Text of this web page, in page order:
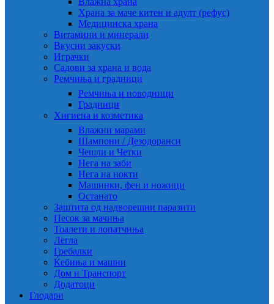
Храна за маче китен и адулт (рефус)
Медицинска храна
Витамини и минерали
Вкусни закуски
Играчки
Садови за храна и вода
Ремчиња и градници
Ремчиња и поводници
Градници
Хигиена и козметика
Влажни марами
Шампони / Дезодоранси
Чешли и Четки
Нега на заби
Нега на нокти
Машинки, фен и ножици
Останато
Заштита од надворешни паразити
Песок за мачиња
Тоалети и лопатчиња
Легла
Гребалки
Ќебиња и машни
Дом и Транспорт
Додатоци
Глодари